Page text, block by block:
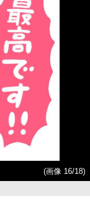
(画像 16/18)